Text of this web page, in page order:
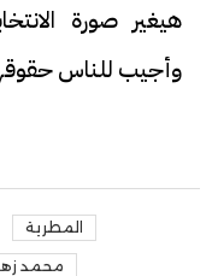
هيغير صورة
وأجيب للناس
المطرية
محمد